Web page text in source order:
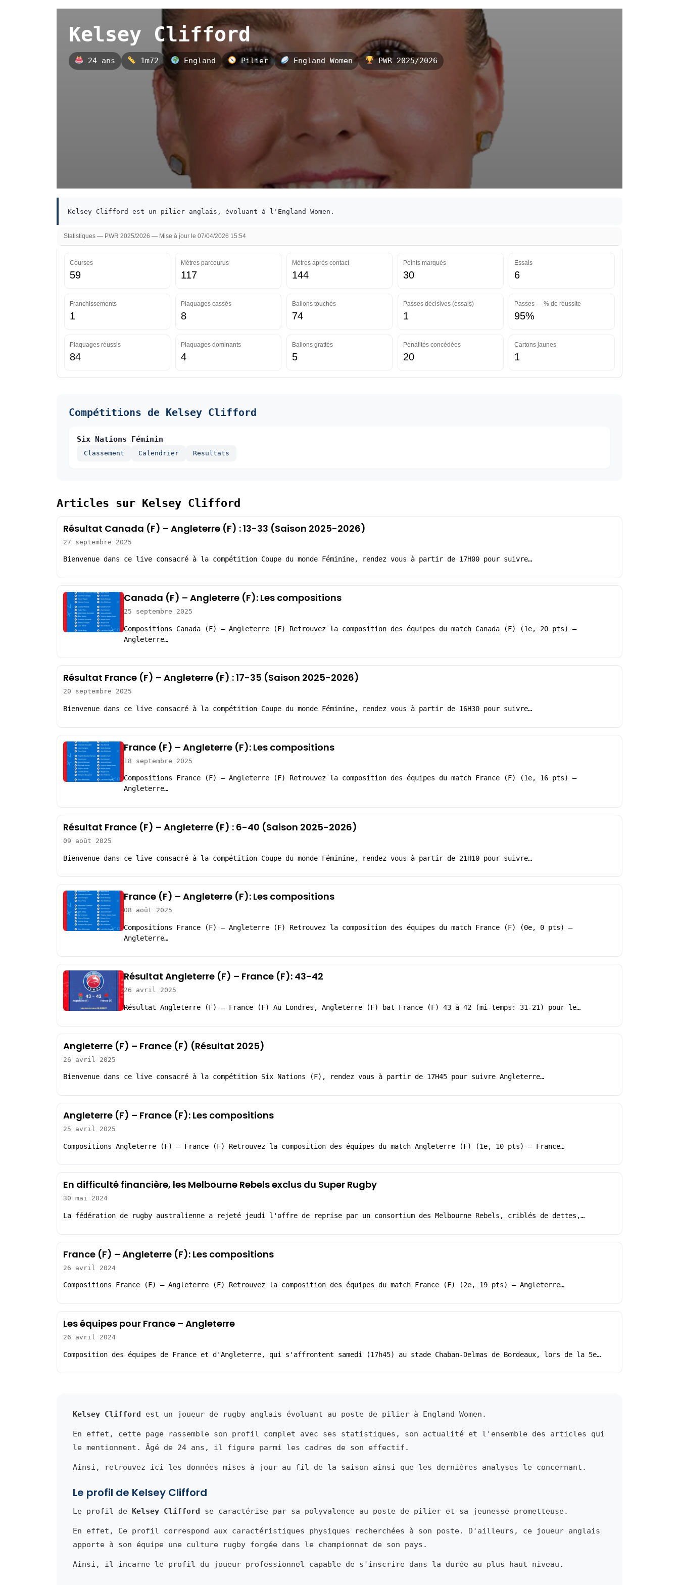
Kelsey Clifford
24 ans 1m72 England Pilier England Women PWR 2025/2026
Kelsey Clifford est un pilier anglais, évoluant à l'England Women.
Statistiques — PWR 2025/2026 — Mise à jour le 07/04/2026 15:54
Courses
59
Mètres parcourus
117
Mètres après contact
144
Points marqués
30
Essais
6
Franchissements
1
Plaquages cassés
8
Ballons touchés
74
Passes décisives (essais)
1
Passes — % de réussite
95%
Plaquages réussis
84
Plaquages dominants
4
Ballons grattés
5
Pénalités concédées
20
Cartons jaunes
1
Compétitions de Kelsey Clifford
Six Nations Féminin
Classement Calendrier Resultats
Articles sur Kelsey Clifford
Résultat Canada (F) – Angleterre (F) : 13-33 (Saison 2025-2026)
27 septembre 2025
Bienvenue dans ce live consacré à la compétition Coupe du monde Féminine, rendez vous à partir de 17H00 pour suivre…
Canada (F) – Angleterre (F): Les compositions
25 septembre 2025
Compositions Canada (F) – Angleterre (F) Retrouvez la composition des équipes du match Canada (F) (1e, 20 pts) –
Angleterre…
Résultat France (F) – Angleterre (F) : 17-35 (Saison 2025-2026)
20 septembre 2025
Bienvenue dans ce live consacré à la compétition Coupe du monde Féminine, rendez vous à partir de 16H30 pour suivre…
France (F) – Angleterre (F): Les compositions
18 septembre 2025
Compositions France (F) – Angleterre (F) Retrouvez la composition des équipes du match France (F) (1e, 16 pts) –
Angleterre…
Résultat France (F) – Angleterre (F) : 6-40 (Saison 2025-2026)
09 août 2025
Bienvenue dans ce live consacré à la compétition Coupe du monde Féminine, rendez vous à partir de 21H10 pour suivre…
France (F) – Angleterre (F): Les compositions
08 août 2025
Compositions France (F) – Angleterre (F) Retrouvez la composition des équipes du match France (F) (0e, 0 pts) –
Angleterre…
Résultat Angleterre (F) – France (F): 43-42
26 avril 2025
Résultat Angleterre (F) – France (F) Au Londres, Angleterre (F) bat France (F) 43 à 42 (mi-temps: 31-21) pour le…
Angleterre (F) – France (F) (Résultat 2025)
26 avril 2025
Bienvenue dans ce live consacré à la compétition Six Nations (F), rendez vous à partir de 17H45 pour suivre Angleterre…
Angleterre (F) – France (F): Les compositions
25 avril 2025
Compositions Angleterre (F) – France (F) Retrouvez la composition des équipes du match Angleterre (F) (1e, 10 pts) – France…
En difficulté financière, les Melbourne Rebels exclus du Super Rugby
30 mai 2024
La fédération de rugby australienne a rejeté jeudi l'offre de reprise par un consortium des Melbourne Rebels, criblés de dettes,…
France (F) – Angleterre (F): Les compositions
26 avril 2024
Compositions France (F) – Angleterre (F) Retrouvez la composition des équipes du match France (F) (2e, 19 pts) – Angleterre…
Les équipes pour France – Angleterre
26 avril 2024
Composition des équipes de France et d'Angleterre, qui s'affrontent samedi (17h45) au stade Chaban-Delmas de Bordeaux, lors de la 5e…
Kelsey Clifford est un joueur de rugby anglais évoluant au poste de pilier à England Women.
En effet, cette page rassemble son profil complet avec ses statistiques, son actualité et l'ensemble des articles qui
le mentionnent. Âgé de 24 ans, il figure parmi les cadres de son effectif.
Ainsi, retrouvez ici les données mises à jour au fil de la saison ainsi que les dernières analyses le concernant.
Le profil de Kelsey Clifford
Le profil de Kelsey Clifford se caractérise par sa polyvalence au poste de pilier et sa jeunesse prometteuse.
En effet, Ce profil correspond aux caractéristiques physiques recherchées à son poste. D'ailleurs, ce joueur anglais
apporte à son équipe une culture rugby forgée dans le championnat de son pays.
Ainsi, il incarne le profil du joueur professionnel capable de s'inscrire dans la durée au plus haut niveau.